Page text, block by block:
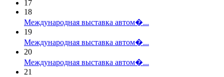
17
18
Международная выставка автом�...
19
Международная выставка автом�...
20
Международная выставка автом�...
21